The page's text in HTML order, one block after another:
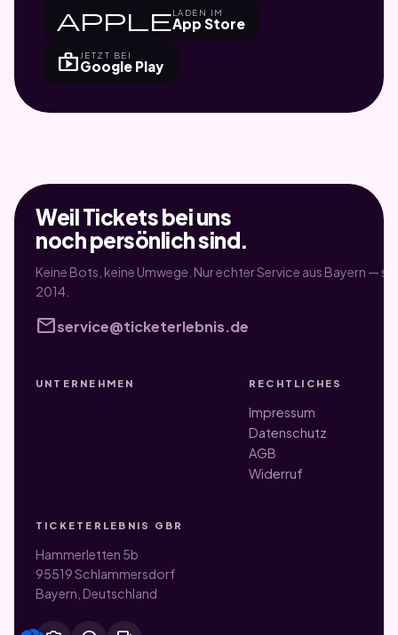
appleLADEN IM
App Store
shop JETZT BEI
Google Play
Weil Tickets bei uns
noch persönlich sind.
Keine Bots, keine Umwege. Nur echter Service aus Bayern —
2014.
mailservice@ticketerlebnis.de
UNTERNEHMEN RECHTLICHES
Impressum
Datenschutz
AGB
Widerruf
TICKETERLEBNIS GBR
Hammerletten 5b
95519 Schlammersdorf
Bayern, Deutschland